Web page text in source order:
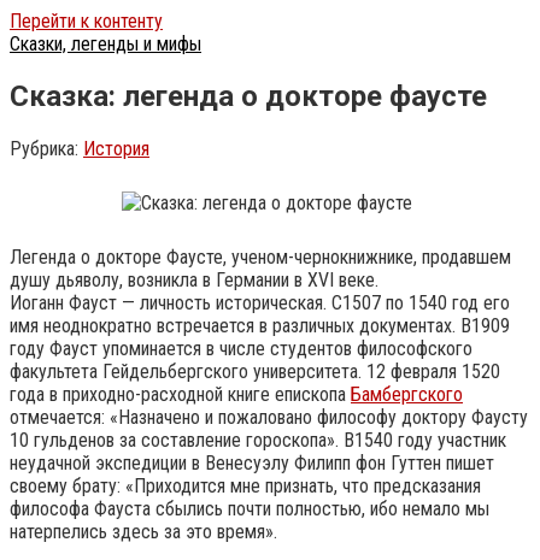
Перейти к контенту
Сказки, легенды и мифы
Сказка: легенда о докторе фаусте
Рубрика: История
Легенда о докторе Фаусте, ученом-чернокнижнике, продавшем
душу дьяволу, возникла в Германии в XVI веке.
Иоганн Фауст — личность историческая. С1507 по 1540 год его
имя неоднократно встречается в различных документах. В1909
году Фауст упоминается в числе студентов философского
факультета Гейдельбергского университета. 12 февраля 1520
года в приходно-расходной книге епископа Бамбергского
отмечается: «Назначено и пожаловано философу доктору Фаусту
10 гульденов за составление гороскопа». В1540 году участник
неудачной экспедиции в Венесуэлу Филипп фон Гуттен пишет
своему брату: «Приходится мне признать, что предсказания
философа Фауста сбылись почти полностью, ибо немало мы
натерпелись здесь за это время».